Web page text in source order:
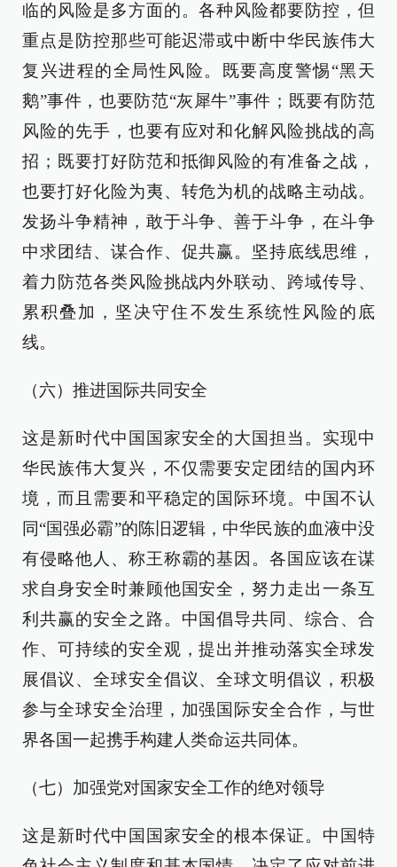
临的风险是多方面的。各种风险都要防控，但
重点是防控那些可能迟滞或中断中华民族伟大
复兴进程的全局性风险。既要高度警惕“黑天
鹅”事件，也要防范“灰犀牛”事件；既要有防范
风险的先手，也要有应对和化解风险挑战的高
招；既要打好防范和抵御风险的有准备之战，
也要打好化险为夷、转危为机的战略主动战。
发扬斗争精神，敢于斗争、善于斗争，在斗争
中求团结、谋合作、促共赢。坚持底线思维，
着力防范各类风险挑战内外联动、跨域传导、
累积叠加，坚决守住不发生系统性风险的底
线。
（六）推进国际共同安全
这是新时代中国国家安全的大国担当。实现中
华民族伟大复兴，不仅需要安定团结的国内环
境，而且需要和平稳定的国际环境。中国不认
同“国强必霸”的陈旧逻辑，中华民族的血液中没
有侵略他人、称王称霸的基因。各国应该在谋
求自身安全时兼顾他国安全，努力走出一条互
利共赢的安全之路。中国倡导共同、综合、合
作、可持续的安全观，提出并推动落实全球发
展倡议、全球安全倡议、全球文明倡议，积极
参与全球安全治理，加强国际安全合作，与世
界各国一起携手构建人类命运共同体。
（七）加强党对国家安全工作的绝对领导
这是新时代中国国家安全的根本保证。中国特